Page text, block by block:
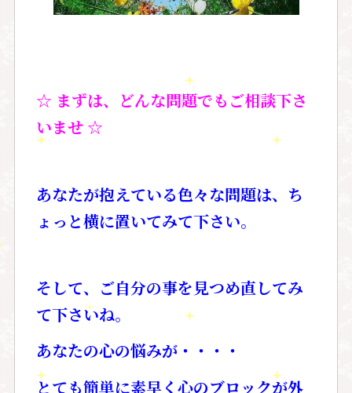
☆ まずは、どんな問題でもご相談下さ
いませ ☆
あなたが抱えている色々な問題は、ち
ょっと横に置いてみて下さい。
そして、ご自分の事を見つめ直してみ
て下さいね。
あなたの心の悩みが・・・・
とても簡単に素早く心のブロックが外